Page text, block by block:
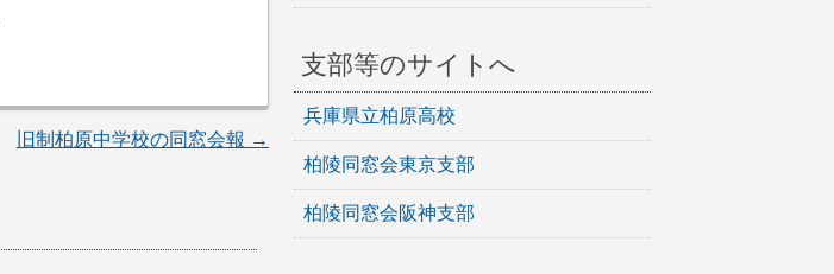
旧制柏原中学校の同窓会報 →
支部等のサイトへ
兵庫県立柏原高校
柏陵同窓会東京支部
柏陵同窓会阪神支部